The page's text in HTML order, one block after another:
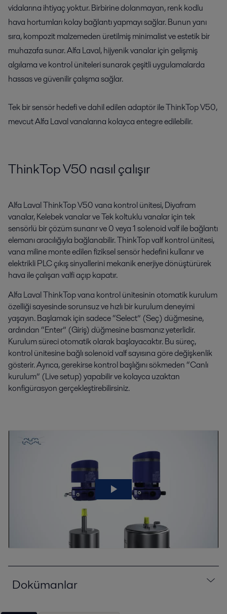
vidalarına ihtiyaç yoktur. Birbirine dolanmayan, renk kodlu
hava hortumları kolay bağlantı yapmayı sağlar. Bunun yanı
sıra, kompozit malzemeden üretilmiş minimalist ve estetik bir
muhazafa sunar. Alfa Laval, hijyenik vanalar için gelişmiş
algılama ve kontrol üniteleri sunarak çeşitli uygulamalarda
hassas ve güvenilir çalışma sağlar.
Tek bir sensör hedefi ve dahil edilen adaptör ile ThinkTop V50,
mevcut Alfa Laval vanalarına kolayca entegre edilebilir.
ThinkTop V50 nasıl çalışır
Alfa Laval ThinkTop V50 vana kontrol ünitesi, Diyafram
vanalar, Kelebek vanalar ve Tek koltuklu vanalar için tek
sensörlü bir çözüm sunanr ve 0 veya 1 solenoid valf ile bağlantı
elemanı aracılığıyla bağlanabilir. ThinkTop valf kontrol ünitesi,
vana miline monte edilen fiziksel sensör hedefini kullanır ve
elektrikli PLC çıkış sinyallerini mekanik enerjiye dönüştürürek
hava ile çalışan valfi açıp kapatır.
Alfa Laval ThinkTop vana kontrol ünitesinin otomatik kurulum
özelliği sayesinde sorunsuz ve hızlı bir kurulum deneyimi
yaşayın. Başlamak için sadece “Select” (Seç) düğmesine,
ardından “Enter” (Giriş) düğmesine basmanız yeterlidir.
Kurulum süreci otomatik olarak başlayacaktır. Bu süreç,
kontrol ünitesine bağlı solenoid valf sayısına göre değişkenlik
gösterir. Ayrıca, gerekirse kontrol başlığını sökmeden “Canlı
kurulum” (Live setup) yapabilir ve kolayca uzaktan
konfigürasyon gerçekleştirebilirsiniz.
Dokümanlar